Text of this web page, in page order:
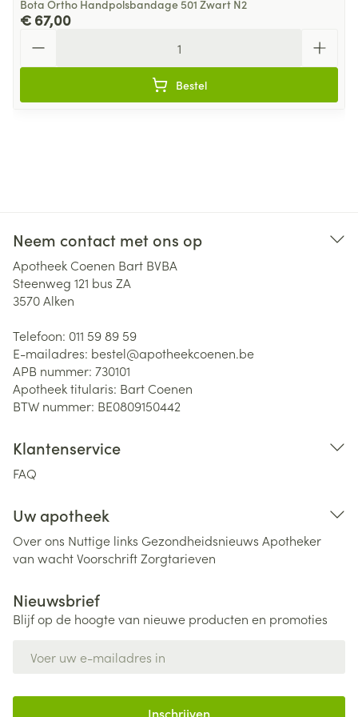
Bota Ortho Handpolsbandage 501 Zwart N2
€ 67,00
Bestel
Neem contact met ons op
Apotheek Coenen Bart BVBA
Steenweg 121 bus ZA
3570Alken
Telefoon: 011 59 89 59
E-mailadres: bestel@apotheekcoenen.be
APB nummer: 730101
Apotheek titularis: Bart Coenen
BTW nummer: BE0809150442
Klantenservice
FAQ
Uw apotheek
Over ons Nuttige links Gezondheidsnieuws Apotheker
van wachtVoorschriftZorgtarieven
Nieuwsbrief
Blijf op de hoogte van nieuwe producten en promoties
Inschrijven